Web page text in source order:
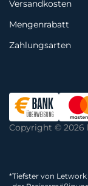
Versandkosten
Mengenrabatt
Zahlungsarten
Copyright © 2026
*Tiefster von